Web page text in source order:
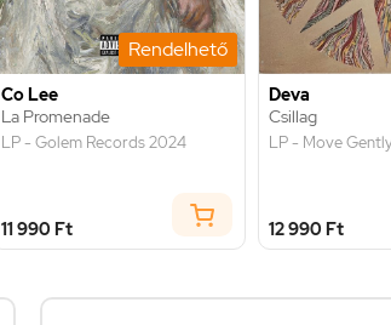
Rendelhető
Co Lee
La Promenade
LP - Golem Records 2024
11 990 Ft
Deva
Csillag
LP - Move
12 990 Ft